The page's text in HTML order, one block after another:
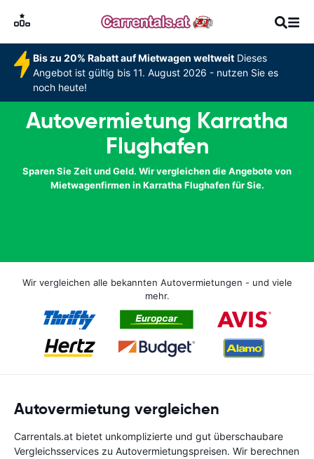
Bis zu 20% Rabatt auf Mietwagen weltweitDieses
Angebot ist gültig bis 11. August 2026 - nutzen Sie es
noch heute!
Autovermietung Karratha
Flughafen
Sparen Sie Zeit und Geld. Wir vergleichen die Angebote von
Mietwagenfirmen in Karratha Flughafen für Sie.
Wir vergleichen alle bekannten Autovermietungen - und viele
mehr.
Autovermietung vergleichen
Carrentals.at bietet unkomplizierte und gut überschaubare
Vergleichsservices zu Autovermietungspreisen. Wir berechnen